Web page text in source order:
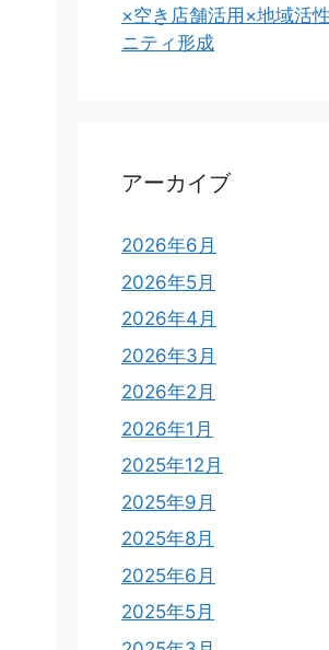
×空き店舗活用×地域活
ニティ形成
アーカイブ
2026年6月
2026年5月
2026年4月
2026年3月
2026年2月
2026年1月
2025年12月
2025年9月
2025年8月
2025年6月
2025年5月